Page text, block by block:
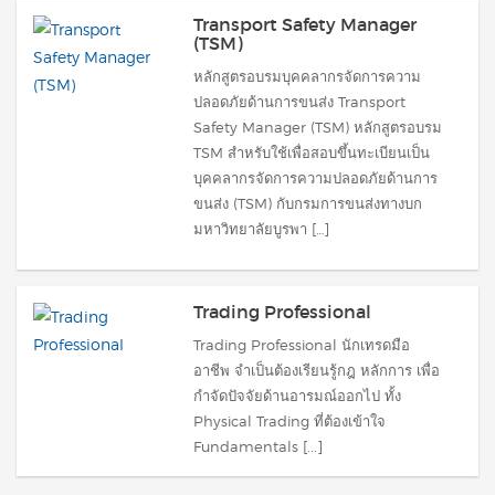
Transport Safety Manager
(TSM)
หลักสูตรอบรมบุคคลากรจัดการความ
ปลอดภัยด้านการขนส่ง Transport
Safety Manager (TSM) หลักสูตรอบรม
TSM สำหรับใช้เพื่อสอบขึ้นทะเบียนเป็น
บุคคลากรจัดการความปลอดภัยด้านการ
ขนส่ง (TSM) กับกรมการขนส่งทางบก
มหาวิทยาลัยบูรพา […]
Trading Professional
Trading Professional นักเทรดมือ
อาชีพ จำเป็นต้องเรียนรู้กฎ หลักการ เพื่อ
กำจัดปัจจัยด้านอารมณ์ออกไป ทั้ง
Physical Trading ที่ต้องเข้าใจ
Fundamentals [...]